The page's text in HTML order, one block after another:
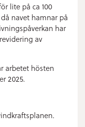
lite på ca 100
navet hamnar på
har
av
arbetet hösten
2025.